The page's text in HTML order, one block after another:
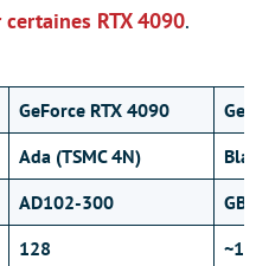
certaines RTX 4090.
GeForce RTX 4090
Ada (TSMC 4N)
AD102-300
128